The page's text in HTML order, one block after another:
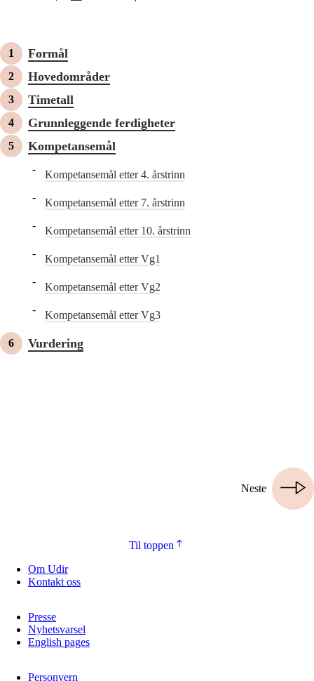
Formål
Hovedområder
Timetall
Grunnleggende ferdigheter
Kompetansemål
Kompetansemål etter 4. årstrinn
Kompetansemål etter 7. årstrinn
Kompetansemål etter 10. årstrinn
Kompetansemål etter Vg1
Kompetansemål etter Vg2
Kompetansemål etter Vg3
Vurdering
Neste
Til toppen
Om Udir
Kontakt oss
Presse
Nyhetsvarsel
English pages
Personvern